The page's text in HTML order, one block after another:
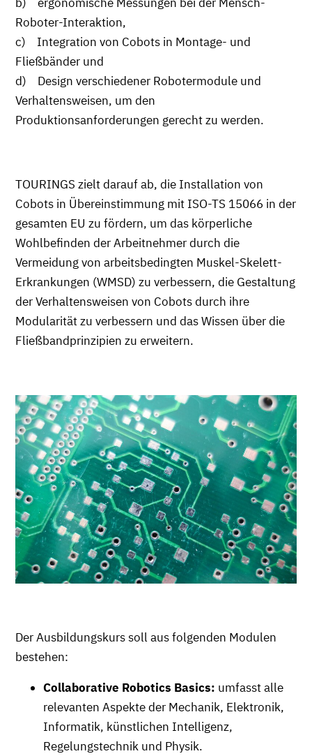
Roboter-Interaktion,
c) Integration von Cobots in Montage- und
Fließbänder und
d) Design verschiedener Robotermodule und
Verhaltensweisen, um den
Produktionsanforderungen gerecht zu werden.
TOURINGS zielt darauf ab, die Installation von
Cobots in Übereinstimmung mit ISO-TS 15066 in der
gesamten EU zu fördern, um das körperliche
Wohlbefinden der Arbeitnehmer durch die
Vermeidung von arbeitsbedingten Muskel-Skelett-
Erkrankungen (WMSD) zu verbessern, die Gestaltung
der Verhaltensweisen von Cobots durch ihre
Modularität zu verbessern und das Wissen über die
Fließbandprinzipien zu erweitern.
Der Ausbildungskurs soll aus folgenden Modulen
bestehen:
Collaborative Robotics Basics: umfasst alle
relevanten Aspekte der Mechanik, Elektronik,
Informatik, künstlichen Intelligenz,
Regelungstechnik und Physik.